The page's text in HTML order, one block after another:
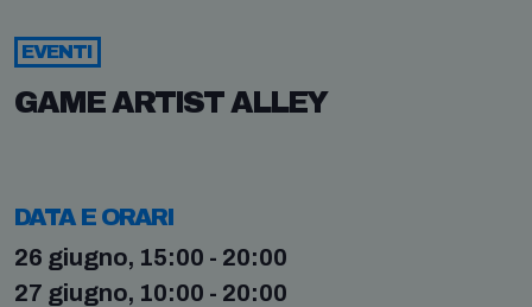
EVENTI
GAME ARTIST ALLEY
DATA E ORARI
26 giugno, 15:00 - 20:00
27 giugno, 10:00 - 20:00